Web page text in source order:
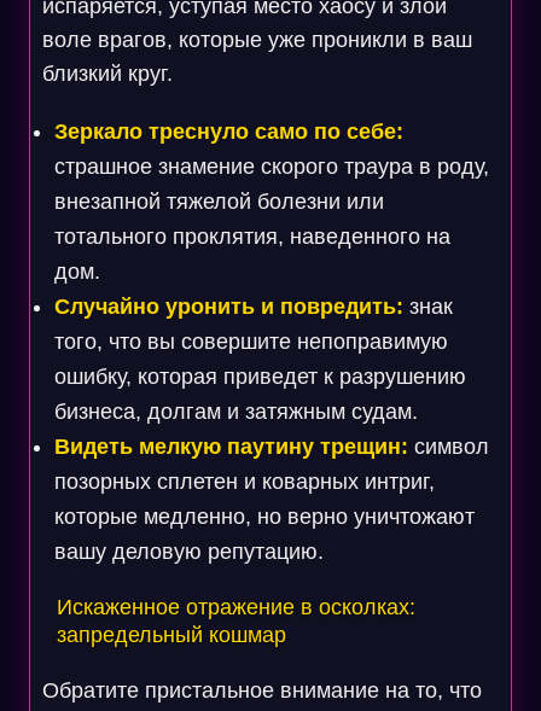
испаряется, уступая место хаосу и злой
воле врагов, которые уже проникли в ваш
близкий круг.
Зеркало треснуло само по себе:
страшное знамение скорого траура в роду,
внезапной тяжелой болезни или
тотального проклятия, наведенного на
дом.
Случайно уронить и повредить: знак
того, что вы совершите непоправимую
ошибку, которая приведет к разрушению
бизнеса, долгам и затяжным судам.
Видеть мелкую паутину трещин: символ
позорных сплетен и коварных интриг,
которые медленно, но верно уничтожают
вашу деловую репутацию.
Искаженное отражение в осколках:
запредельный кошмар
Обратите пристальное внимание на то, что